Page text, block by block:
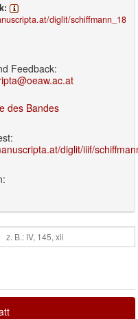
diglit/schiffmann_18
Feedback:
des Bandes
diglit/iiif/